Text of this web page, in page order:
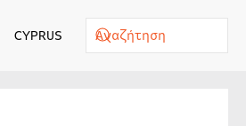
CYPRUS